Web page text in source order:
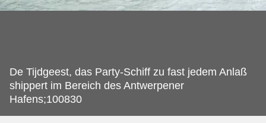
De Tijdgeest, das Party-Schiff zu fast jedem Anlaß
shippert im Bereich des Antwerpener
Hafens;100830